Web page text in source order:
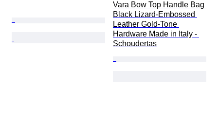
Vara Bow Top Handle Bag
Black Lizard-Embossed
Leather Gold-Tone
Hardware Made in Italy -
Schoudertas